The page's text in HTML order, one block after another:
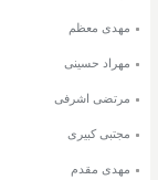
مهدی معظم
مهراد حسینی
مرتضی اشرفی
مجتبی کبیری
مهدی مقدم